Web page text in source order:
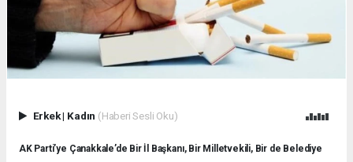
Erkek| Kadın (Haberi Sesli Oku)
AK Parti’ye Çanakkale’de Bir İl Başkanı, Bir Milletvekili, Bir de Belediye